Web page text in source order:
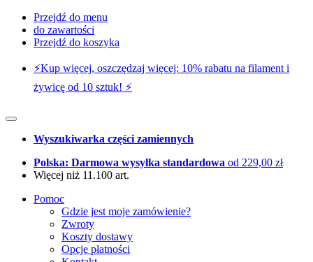
Przejdź do menu
do zawartości
Przejdź do koszyka
⚡️Kup więcej, oszczędzaj więcej: 10% rabatu na filament i
żywicę od 10 sztuk! ⚡️
Wyszukiwarka części zamiennych
Polska: Darmowa wysyłka standardowa od 229,00 zł
Więcej niż 11.100 art.
Pomoc
Gdzie jest moje zamówienie?
Zwroty
Koszty dostawy
Opcje płatności